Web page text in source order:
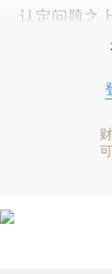
认定问题之上